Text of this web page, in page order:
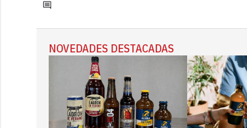
NOVEDADES DESTACADAS